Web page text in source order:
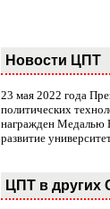
Новости ЦПТ
23 мая 2022 года
политических
награжден
развитие
ЦПТ в других